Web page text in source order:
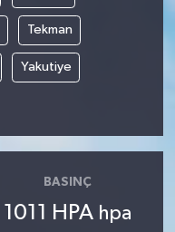
Tekman
Yakutiye
BASINÇ
1011 HPA hpa